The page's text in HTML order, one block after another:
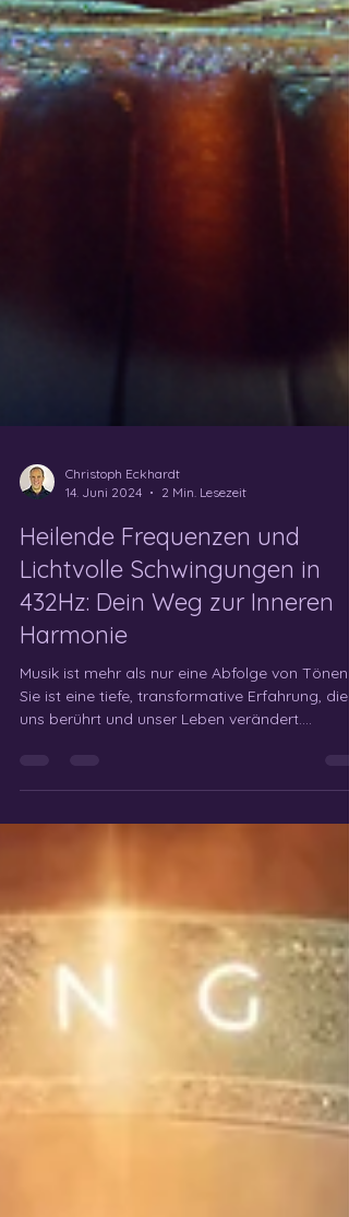
14. Juni 2024
2 Min. Lesezeit
Heilende Frequenzen und
Lichtvolle Schwingungen in
432Hz: Dein Weg zur Inneren
Harmonie
Musik ist mehr als nur eine Abfolge von Tönen.